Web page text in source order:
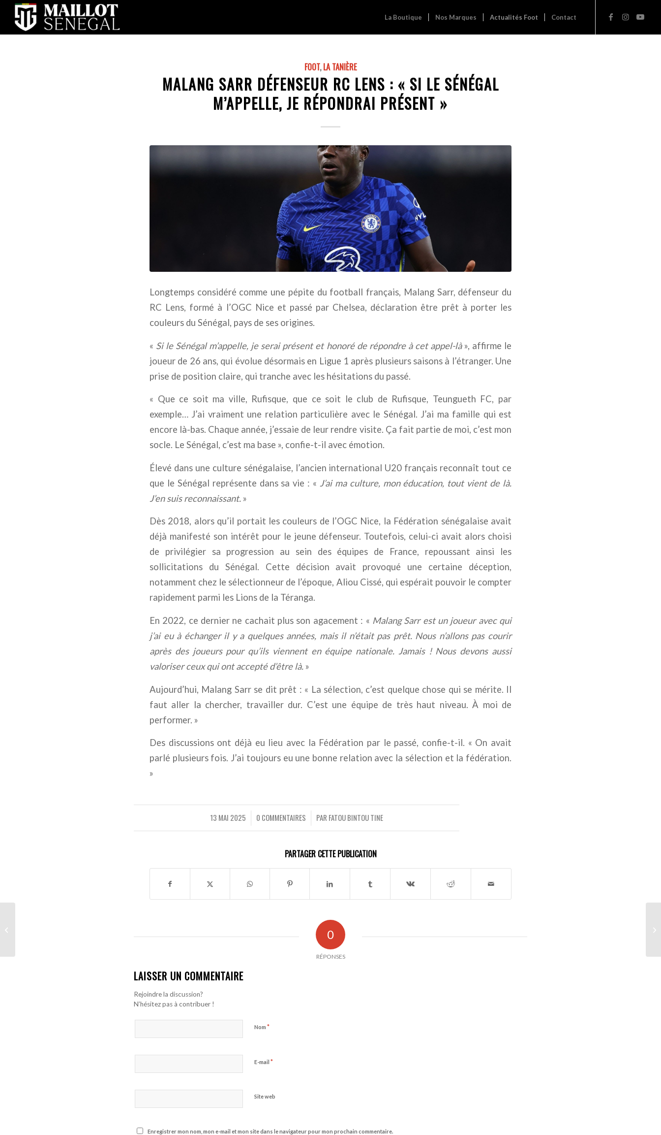
La Boutique Nos Marques Actualités Foot Contact
FOOT,LA TANIÈRE
MALANG SARR DÉFENSEUR RC LENS : « SI LE SÉNÉGAL
M’APPELLE, JE RÉPONDRAI PRÉSENT »
Longtemps considéré comme une pépite du football français, Malang Sarr, défenseur du
RC Lens, formé à l’OGC Nice et passé par Chelsea, déclaration être prêt à porter les
couleurs du Sénégal, pays de ses origines.
« Si le Sénégal m’appelle, je serai présent et honoré de répondre à cet appel-là», affirme le
joueur de 26 ans, qui évolue désormais en Ligue 1 après plusieurs saisons à l’étranger. Une
prise de position claire, qui tranche avec les hésitations du passé.
« Que ce soit ma ville, Rufisque, que ce soit le club de Rufisque, Teungueth FC, par
exemple… J’ai vraiment une relation particulière avec le Sénégal. J’ai ma famille qui est
encore là-bas. Chaque année, j’essaie de leur rendre visite. Ça fait partie de moi, c’est mon
socle. Le Sénégal, c’est ma base », confie-t-il avec émotion.
Élevé dans une culture sénégalaise, l’ancien international U20 français reconnaît tout ce
que le Sénégal représente dans sa vie : « J’ai ma culture, mon éducation, tout vient de là.
J’en suis reconnaissant. »
Dès 2018, alors qu’il portait les couleurs de l’OGC Nice, la Fédération sénégalaise avait
déjà manifesté son intérêt pour le jeune défenseur. Toutefois, celui-ci avait alors choisi
de privilégier sa progression au sein des équipes de France, repoussant ainsi les
sollicitations du Sénégal. Cette décision avait provoqué une certaine déception,
notamment chez le sélectionneur de l’époque, Aliou Cissé, qui espérait pouvoir le compter
rapidement parmi les Lions de la Téranga.
En 2022, ce dernier ne cachait plus son agacement : « Malang Sarr est un joueur avec qui
j’ai eu à échanger il y a quelques années, mais il n’était pas prêt. Nous n’allons pas courir
après des joueurs pour qu’ils viennent en équipe nationale. Jamais ! Nous devons aussi
valoriser ceux qui ont accepté d’être là. »
Aujourd’hui, Malang Sarr se dit prêt : « La sélection, c’est quelque chose qui se mérite. Il
faut aller la chercher, travailler dur. C’est une équipe de très haut niveau. À moi de
performer. »
Des discussions ont déjà eu lieu avec la Fédération par le passé, confie-t-il. « On avait
parlé plusieurs fois. J’ai toujours eu une bonne relation avec la sélection et la fédération.
»
13 MAI 2025
/ 0 COMMENTAIRES
/ PAR FATOU BINTOU TINE
PARTAGER CETTE PUBLICATION
0
RÉPONSES
LAISSER UN COMMENTAIRE
Rejoindre la discussion?
N’hésitez pas à contribuer !
Nom *
E-mail *
Site web
Enregistrer mon nom, mon e-mail et mon site dans le navigateur pour mon prochain commentaire.